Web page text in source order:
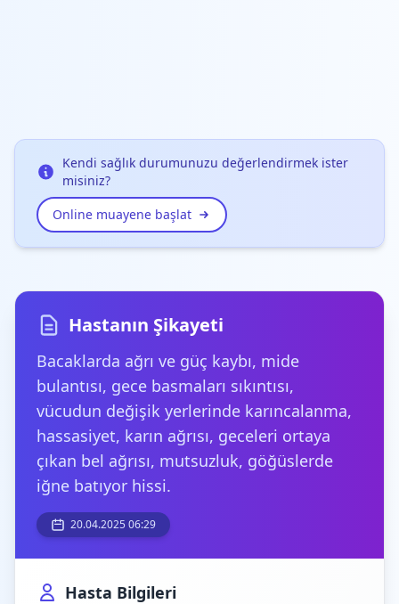
Kendi sağlık durumunuzu değerlendirmek ister
misiniz?
Online muayene başlat
Hastanın Şikayeti
Bacaklarda ağrı ve güç kaybı, mide
bulantısı, gece basmaları sıkıntısı,
vücudun değişik yerlerinde karıncalanma,
hassasiyet, karın ağrısı, geceleri ortaya
çıkan bel ağrısı, mutsuzluk, göğüslerde
iğne batıyor hissi.
20.04.2025 06:29
Hasta Bilgileri